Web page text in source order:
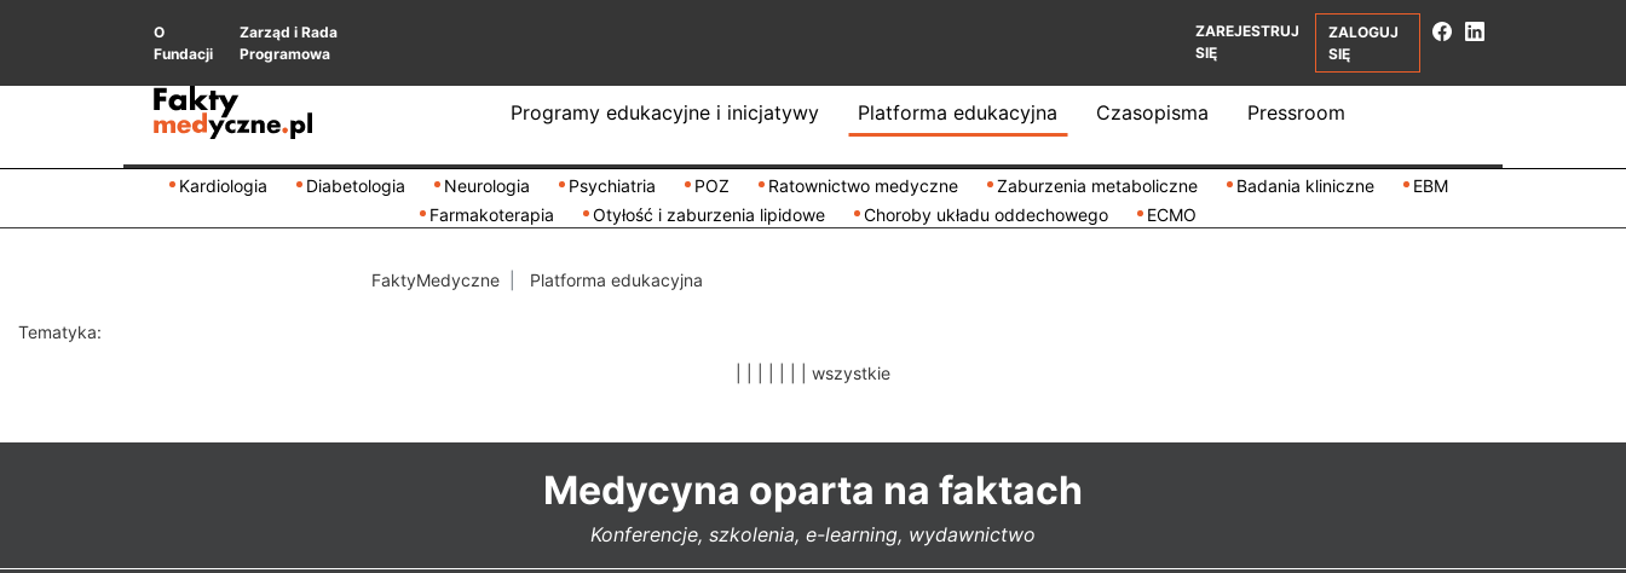
O
Fundacji
Zarząd i Rada
Programowa
ZAREJESTRUJ
SIĘ
ZALOGUJ
SIĘ
Programy edukacyjne i inicjatywy Platforma edukacyjna Czasopisma Pressroom
Kardiologia Diabetologia Neurologia Psychiatria POZ Ratownictwo medyczne Zaburzenia metaboliczne Badania kliniczne
EBM
Farmakoterapia
Otyłość i zaburzenia lipidowe Choroby układu oddechowego ECMO
FaktyMedyczne Platforma edukacyjna
Tematyka:
wszystkie
Medycyna oparta na faktach
Konferencje, szkolenia, e-learning, wydawnictwo